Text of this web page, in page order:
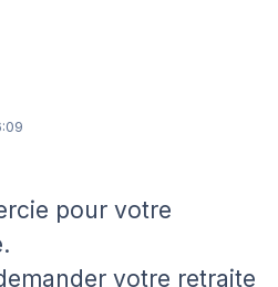
pour votre
votre retraite